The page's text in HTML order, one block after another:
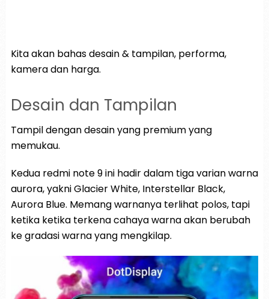
Kita akan bahas desain & tampilan, performa,
kamera dan harga.
Desain dan Tampilan
Tampil dengan desain yang premium yang
memukau.
Kedua redmi note 9 ini hadir dalam tiga varian warna
aurora, yakni Glacier White, Interstellar Black,
Aurora Blue. Memang warnanya terlihat polos, tapi
ketika ketika terkena cahaya warna akan berubah
ke gradasi warna yang mengkilap.